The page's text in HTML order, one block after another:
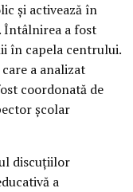
și activează în
Întâlnirea a fost
în capela centrului.
a analizat
coordonată de
școlar
discuțiilor
a